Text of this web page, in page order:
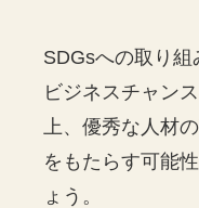
SDGsへの取り
ビジネスチャン
上、優秀な人材
をもたらす可能
ょう。